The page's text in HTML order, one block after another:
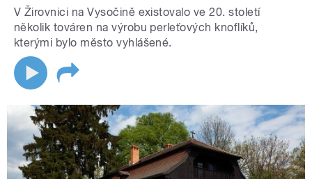
V Žirovnici na Vysočině existovalo ve 20. století
několik továren na výrobu perleťových knoflíků,
kterými bylo město vyhlášené.